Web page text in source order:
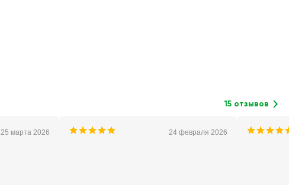
15 отзывов
25 марта 2026 24 февраля 2026